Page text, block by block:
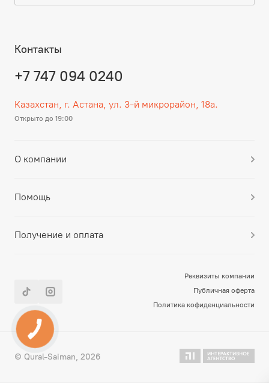
Контакты
+7 747 094 0240
Казахстан, г. Астана, ул. 3-й микрорайон, 18а.
Открыто до 19:00
О компании
Помощь
Получение и оплата
Реквизиты компании
Публичная оферта
Политика кофиденциальности
© Qural-Saiman, 2026